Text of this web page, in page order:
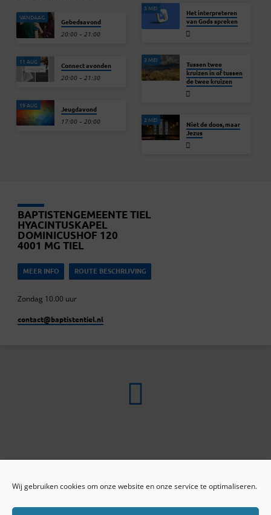
Wij gebruiken cookies om onze website en onze service te optimaliseren.
VANDAAG Gebedsavond
20:00 – 21:00
11 AUG Connect avonden
20:00 – 21:30
19 AUG Jeugdavond
17:00 – 20:00
3 MEI
Het interpreteren
van Gods spreken
3 MEI
Tussen twee
kruizen in of tussen
de twee kruizen
2 MEI
Niet de doos, maar
Jezus
BAPTISTENGEMEENTE TIEL
HYACINTUSKAPEL
DOMINICUSHOF 120
4001 MG TIEL
MEER INFO ROUTE BESCHRIJVING
Zondag 10.00 uur
contact​@baptistentiel.nl
ONLINE ARCHIEF